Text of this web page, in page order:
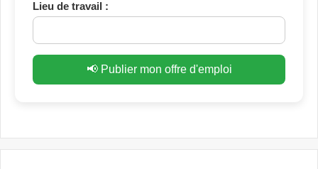
Lieu de travail :
📢 Publier mon offre d'emploi